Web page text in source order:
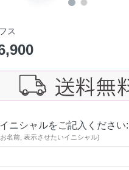
ス
ニシャルをご記入ください:
名前, 表示させたいイニシャル)